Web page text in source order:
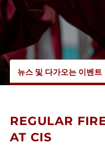
뉴스 및 다가오는 이벤트
REGULAR
AT CIS